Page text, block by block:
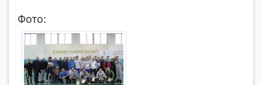
Фото: